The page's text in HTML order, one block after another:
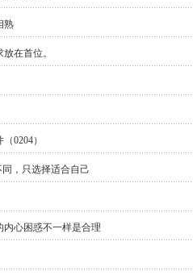
熟
在首位。
0204）
，只选择适合自己
心困惑不一样是合理